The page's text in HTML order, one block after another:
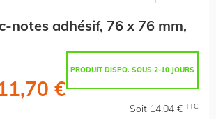
notes adhésif, 76 x 76 mm,
PRODUIT DISPO. SOUS 2-10 JOURS
€
Soit 14,04 € TTC